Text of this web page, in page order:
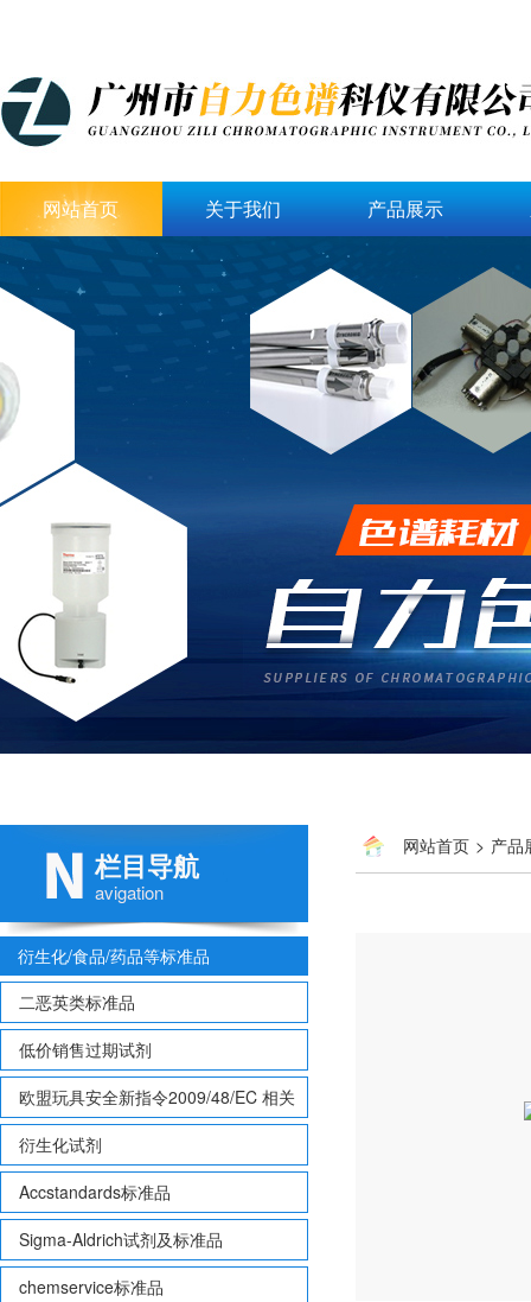
网站首页 关于我们 产品展示
栏目导航
avigation
衍生化/食品/药品等标准品
二恶英类标准品
低价销售过期试剂
欧盟玩具安全新指令2009/48/EC 相关
致敏性香味剂标准品
衍生化试剂
Accstandards标准品
Sigma-Aldrich试剂及标准品
chemservice标准品
网站首页 > 产品